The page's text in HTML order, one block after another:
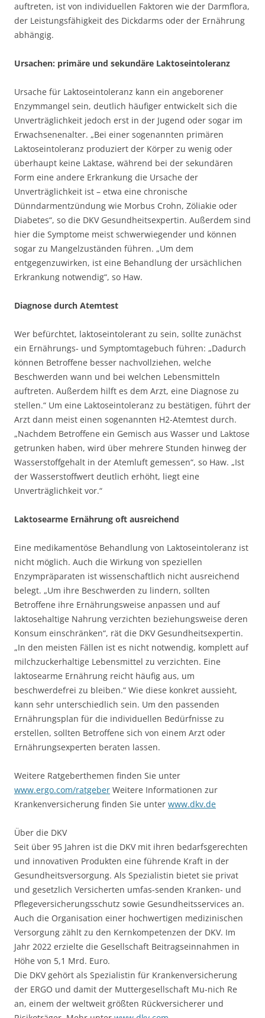
auftreten, ist von individuellen Faktoren wie der Darmflora,
der Leistungsfähigkeit des Dickdarms oder der Ernährung
abhängig.
Ursachen: primäre und sekundäre Laktoseintoleranz
Ursache für Laktoseintoleranz kann ein angeborener
Enzymmangel sein, deutlich häufiger entwickelt sich die
Unverträglichkeit jedoch erst in der Jugend oder sogar im
Erwachsenenalter. „Bei einer sogenannten primären
Laktoseintoleranz produziert der Körper zu wenig oder
überhaupt keine Laktase, während bei der sekundären
Form eine andere Erkrankung die Ursache der
Unverträglichkeit ist – etwa eine chronische
Dünndarmentzündung wie Morbus Crohn, Zöliakie oder
Diabetes“, so die DKV Gesundheitsexpertin. Außerdem sind
hier die Symptome meist schwerwiegender und können
sogar zu Mangelzuständen führen. „Um dem
entgegenzuwirken, ist eine Behandlung der ursächlichen
Erkrankung notwendig“, so Haw.
Diagnose durch Atemtest
Wer befürchtet, laktoseintolerant zu sein, sollte zunächst
ein Ernährungs- und Symptomtagebuch führen: „Dadurch
können Betroffene besser nachvollziehen, welche
Beschwerden wann und bei welchen Lebensmitteln
auftreten. Außerdem hilft es dem Arzt, eine Diagnose zu
stellen.“ Um eine Laktoseintoleranz zu bestätigen, führt der
Arzt dann meist einen sogenannten H2-Atemtest durch.
„Nachdem Betroffene ein Gemisch aus Wasser und Laktose
getrunken haben, wird über mehrere Stunden hinweg der
Wasserstoffgehalt in der Atemluft gemessen“, so Haw. „Ist
der Wasserstoffwert deutlich erhöht, liegt eine
Unverträglichkeit vor.“
Laktosearme Ernährung oft ausreichend
Eine medikamentöse Behandlung von Laktoseintoleranz ist
nicht möglich. Auch die Wirkung von speziellen
Enzympräparaten ist wissenschaftlich nicht ausreichend
belegt. „Um ihre Beschwerden zu lindern, sollten
Betroffene ihre Ernährungsweise anpassen und auf
laktosehaltige Nahrung verzichten beziehungsweise deren
Konsum einschränken“, rät die DKV Gesundheitsexpertin.
„In den meisten Fällen ist es nicht notwendig, komplett auf
milchzuckerhaltige Lebensmittel zu verzichten. Eine
laktosearme Ernährung reicht häufig aus, um
beschwerdefrei zu bleiben.“ Wie diese konkret aussieht,
kann sehr unterschiedlich sein. Um den passenden
Ernährungsplan für die individuellen Bedürfnisse zu
erstellen, sollten Betroffene sich von einem Arzt oder
Ernährungsexperten beraten lassen.
Weitere Ratgeberthemen finden Sie unter
www.ergo.com/ratgeber Weitere Informationen zur
Krankenversicherung finden Sie unter www.dkv.de
Über die DKV
Seit über 95 Jahren ist die DKV mit ihren bedarfsgerechten
und innovativen Produkten eine führende Kraft in der
Gesundheitsversorgung. Als Spezialistin bietet sie privat
und gesetzlich Versicherten umfas-senden Kranken- und
Pflegeversicherungsschutz sowie Gesundheitsservices an.
Auch die Organisation einer hochwertigen medizinischen
Versorgung zählt zu den Kernkompetenzen der DKV. Im
Jahr 2022 erzielte die Gesellschaft Beitragseinnahmen in
Höhe von 5,1 Mrd. Euro.
Die DKV gehört als Spezialistin für Krankenversicherung
der ERGO und damit der Muttergesellschaft Mu-nich Re
an, einem der weltweit größten Rückversicherer und